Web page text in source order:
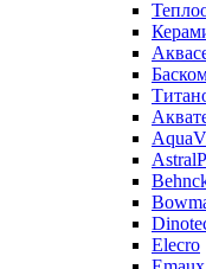
Elecro